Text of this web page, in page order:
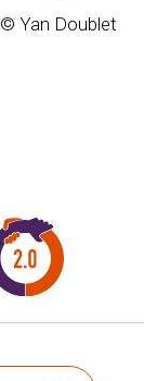
© Yan Doublet